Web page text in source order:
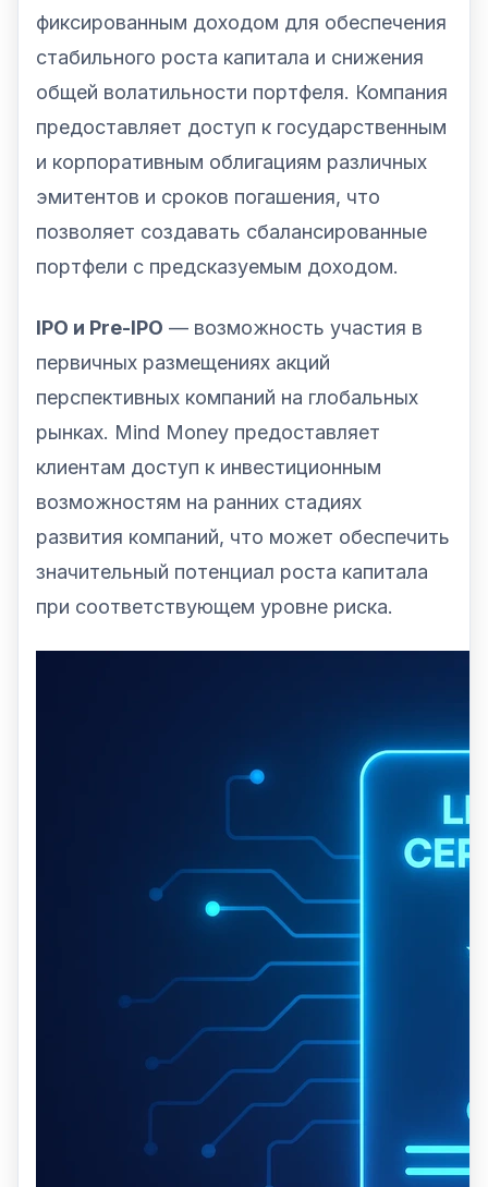
фиксированным доходом для обеспечения
стабильного роста капитала и снижения
общей волатильности портфеля. Компания
предоставляет доступ к государственным
и корпоративным облигациям различных
эмитентов и сроков погашения, что
позволяет создавать сбалансированные
портфели с предсказуемым доходом.
IPO и Pre-IPO — возможность участия в
первичных размещениях акций
перспективных компаний на глобальных
рынках. Mind Money предоставляет
клиентам доступ к инвестиционным
возможностям на ранних стадиях
развития компаний, что может обеспечить
значительный потенциал роста капитала
при соответствующем уровне риска.